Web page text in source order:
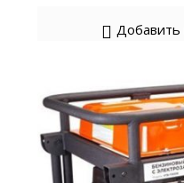
Добавить